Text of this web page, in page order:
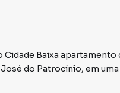
Cidade Baixa
do Patrocínio, em